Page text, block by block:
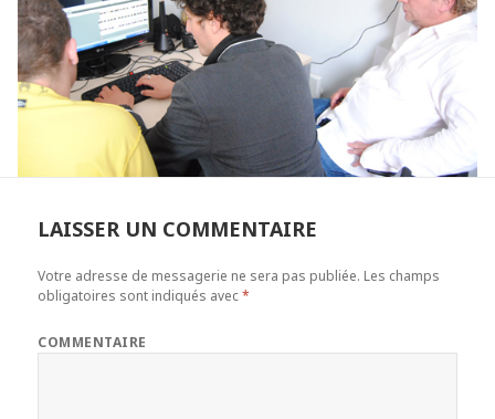
LAISSER UN COMMENTAIRE
Votre adresse de messagerie ne sera pas publiée. Les champs
obligatoires sont indiqués avec*
COMMENTAIRE